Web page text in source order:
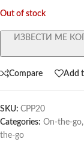
Out of stock
ИЗВЕСТИ МЕ
Compare Add
SKU: CPP20
Categories: On-the-go,
the-go